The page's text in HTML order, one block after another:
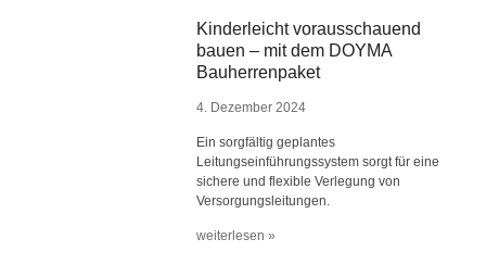
Kinderleicht vorausschauend
bauen – mit dem DOYMA
Bauherrenpaket
4. Dezember 2024
Ein sorgfältig geplantes
Leitungseinführungssystem sorgt für eine
sichere und flexible Verlegung von
Versorgungsleitungen.
weiterlesen »